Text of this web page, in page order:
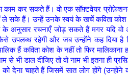
काम कर सकते हैं। वो एक सॉफ़्टवेयर
ले सके हैं। उन्हें उनके स्वयं के खर्चे कविता
अनुसार रचनाएँ जोड़ सकते हैं मगर यदि
उपलब्ध रहेगी और जब उन्होंने कह दिया है
हैं कविता कोश के नहीं तो फिर
से भी डाल दीजिए तो वो नाम भी इतना ही
देना चाहते हैं जिसमें सात लोग होंगे